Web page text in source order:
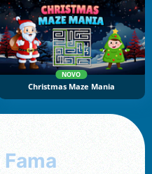
NOVO
Christmas Maze Mania
Fama